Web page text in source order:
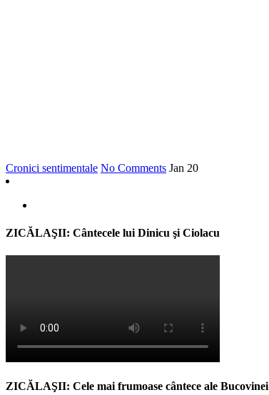
Cronici sentimentale No Comments Jan 20
ZICĂLAŞII: Cântecele lui Dinicu şi Ciolacu
ZICĂLAŞII: Cele mai frumoase cântece ale Bucovinei